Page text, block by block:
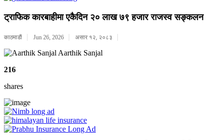
ट्राफिक कारबाहीमा एकैदिन २० लाख ७९ हजार राजस्व सङ्कलन
काठमाडाैं Jun 26, 2026 असार १२, २०८३
Aarthik Sanjal
216
shares